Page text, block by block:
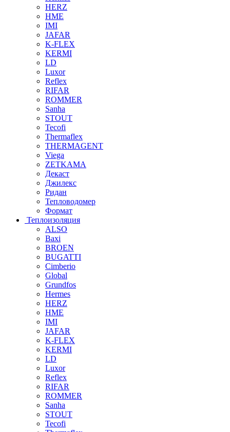
HERZ
HME
IMI
JAFAR
K-FLEX
KERMI
LD
Luxor
Reflex
RIFAR
ROMMER
Sanha
STOUT
Tecofi
Thermaflex
THERMAGENT
Viega
ZETKAMA
Декаст
Джилекс
Ридан
Тепловодомер
Формат
Теплоизоляция
ALSO
Baxi
BROEN
BUGATTI
Cimberio
Global
Grundfos
Hermes
HERZ
HME
IMI
JAFAR
K-FLEX
KERMI
LD
Luxor
Reflex
RIFAR
ROMMER
Sanha
STOUT
Tecofi